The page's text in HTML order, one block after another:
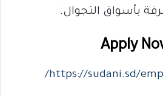
بأسواق التجوال.
Apply
https://sudani.sd/